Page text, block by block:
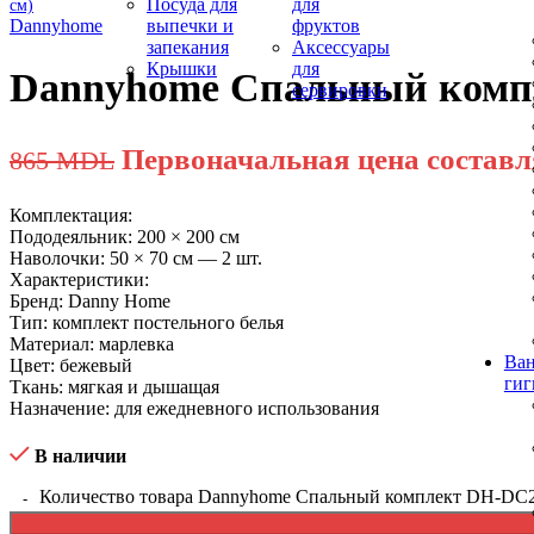
Посуда для
выпечки и
запекания
Крышки
для
фруктов
Аксессуары
для
сервировки
Dannyhome
Dannyhome Спальный
865MDL Первоначальная цена
Комплектация:
Пододеяльник: 200 × 200 см
Наволочки: 50 × 70 см — 2 шт.
Характеристики:
Бренд: Danny Home
Тип: комплект постельного белья
Материал: марлевка
Цвет: бежевый
Ткань: мягкая и дышащая
Назначение: для ежедневного использования
В наличии
Количество товара Dannyhome Спальный комплект DH-